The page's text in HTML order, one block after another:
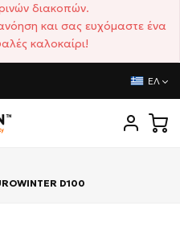
διακοπών.
και σας ευχόμαστε ένα
καλοκαίρι!
ΕΛ
D100